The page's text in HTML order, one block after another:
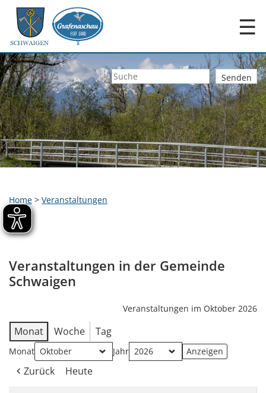
☰
Home > Veranstaltungen
Veranstaltungen in der Gemeinde
Schwaigen
Veranstaltungen im Oktober 2026
Monat Woche Tag
Monat Jahr
Zurück Heute